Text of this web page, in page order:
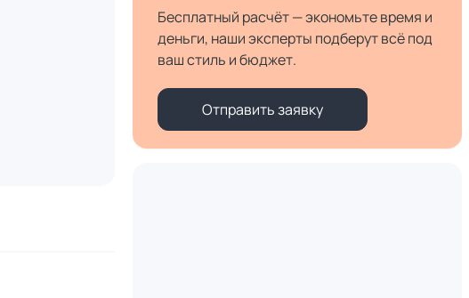
Бесплатный расчёт — экономьте время и
деньги, наши эксперты подберут всё под
ваш стиль и бюджет.
Отправить заявку